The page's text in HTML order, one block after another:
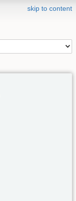
skip to content